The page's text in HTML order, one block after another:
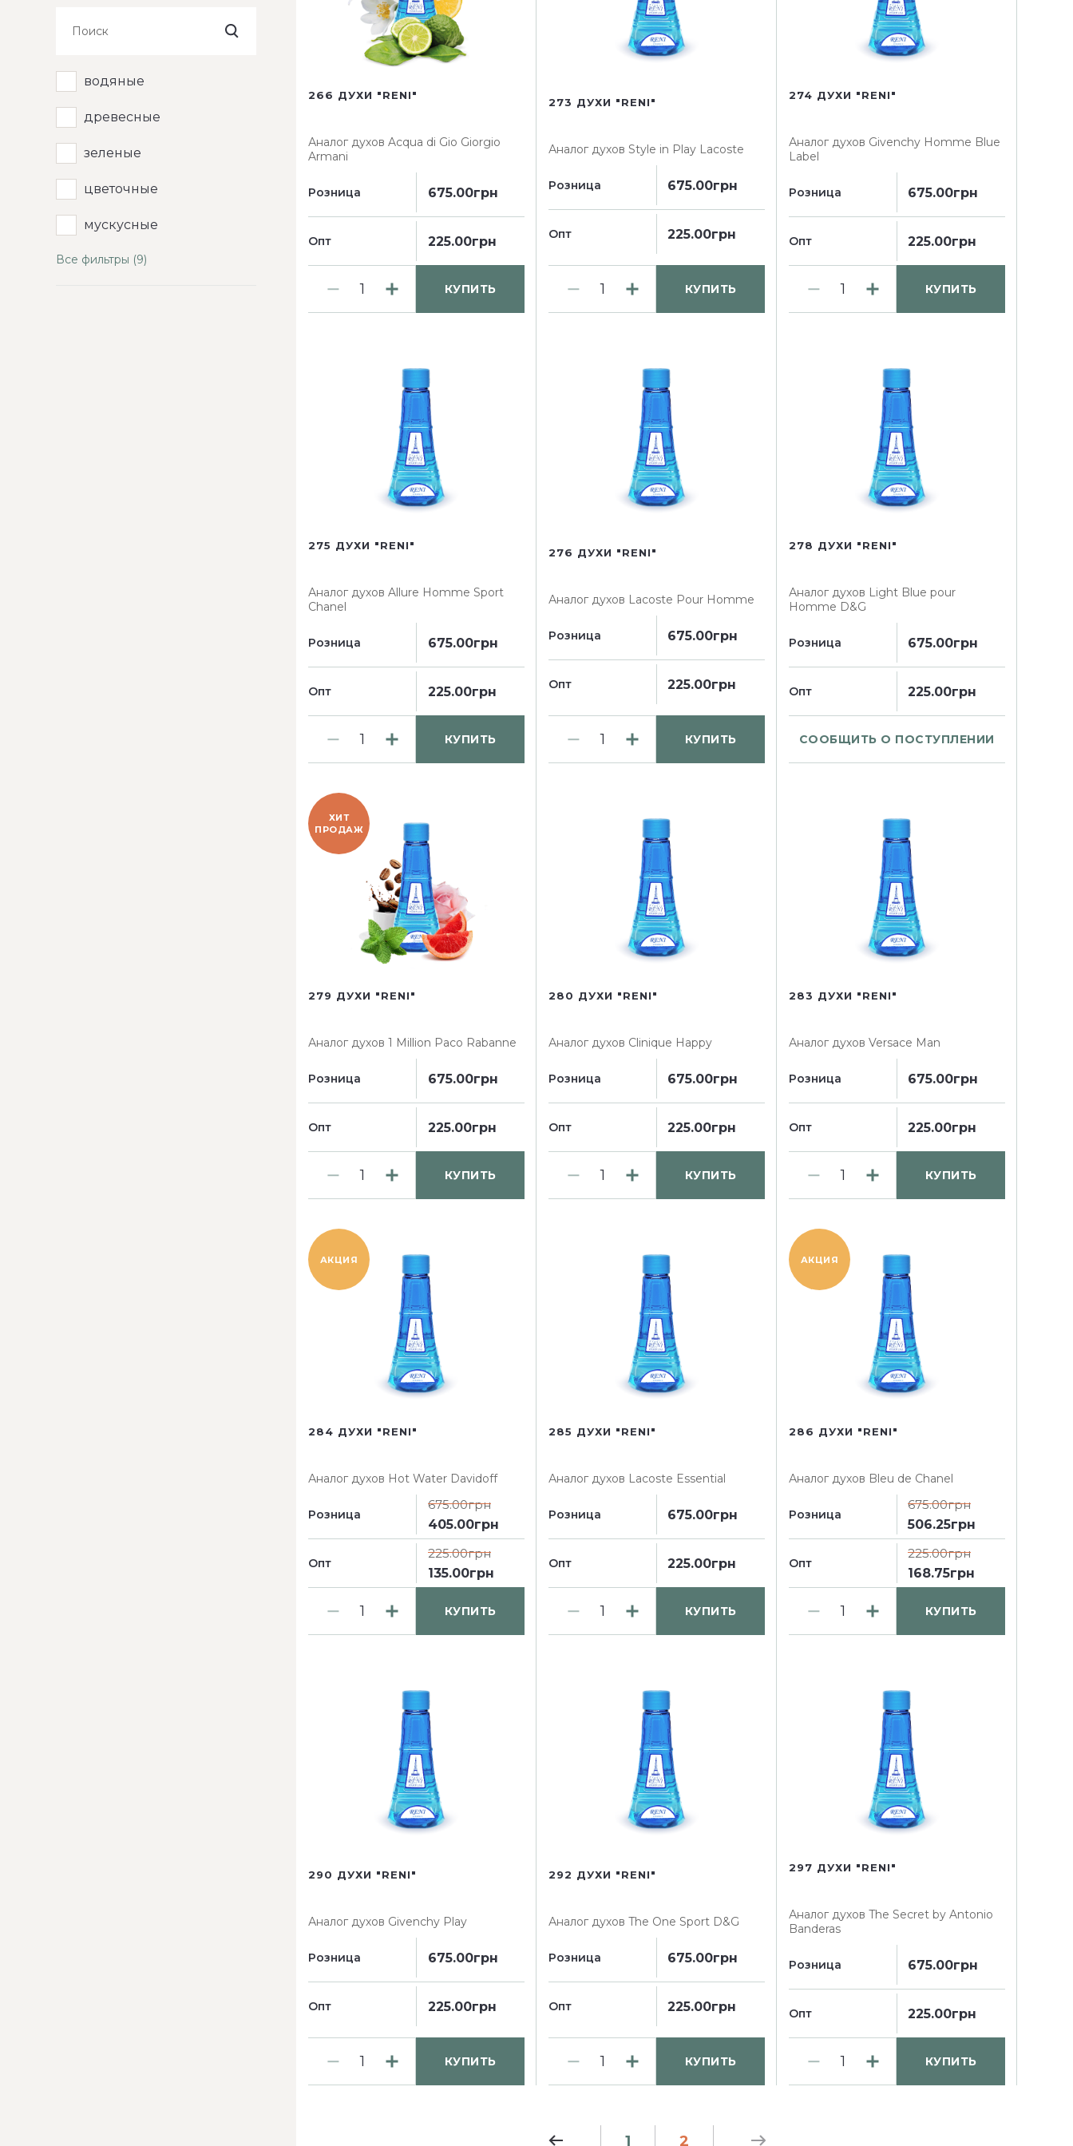
водяные
древесные
зеленые
цветочные
мускусные
Все фильтры (9)
266 ДУХИ "RENI"
Аналог духов Acqua di Gio Giorgio
Armani
Розница 675.00грн
Опт 225.00грн
КУПИТЬ
273 ДУХИ "RENI"
Аналог духов Style in Play Lacoste
Розница 675.00грн
Опт 225.00грн
КУПИТЬ
274 ДУХИ "RENI"
Аналог духов Givenchy Homme Blue
Label
Розница 675.00грн
Опт 225.00грн
КУПИТЬ
275 ДУХИ "RENI"
Аналог духов Allure Homme Sport
Chanel
Розница 675.00грн
Опт 225.00грн
КУПИТЬ
276 ДУХИ "RENI"
Аналог духов Lacoste Pour Homme
Розница 675.00грн
Опт 225.00грн
КУПИТЬ
278 ДУХИ "RENI"
Аналог духов Light Blue pour
Homme D&G
Розница 675.00грн
Опт 225.00грн
СООБЩИТЬ О ПОСТУПЛЕНИИ
ХИТ
ПРОДАЖ
279 ДУХИ "RENI"
Аналог духов 1 Million Paco Rabanne
Розница 675.00грн
Опт 225.00грн
КУПИТЬ
280 ДУХИ "RENI"
Аналог духов Clinique Happy
Розница 675.00грн
Опт 225.00грн
КУПИТЬ
283 ДУХИ "RENI"
Аналог духов Versace Man
Розница 675.00грн
Опт 225.00грн
КУПИТЬ
АКЦИЯ
284 ДУХИ "RENI"
Аналог духов Hot Water Davidoff
Розница
675.00грн
405.00грн
Опт
225.00грн
135.00грн
КУПИТЬ
285 ДУХИ "RENI"
Аналог духов Lacoste Essential
Розница 675.00грн
Опт 225.00грн
КУПИТЬ
АКЦИЯ
286 ДУХИ "RENI"
Аналог духов Bleu de Chanel
Розница
675.00грн
506.25грн
Опт
225.00грн
168.75грн
КУПИТЬ
290 ДУХИ "RENI"
Аналог духов Givenchy Play
Розница 675.00грн
Опт 225.00грн
КУПИТЬ
292 ДУХИ "RENI"
Аналог духов The One Sport D&G
Розница 675.00грн
Опт 225.00грн
КУПИТЬ
297 ДУХИ "RENI"
Аналог духов The Secret by Antonio
Banderas
Розница 675.00грн
Опт 225.00грн
КУПИТЬ
1 2